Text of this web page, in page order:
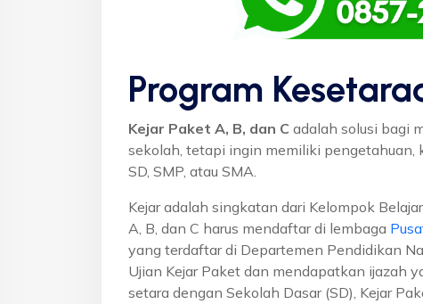
Program
Kejar Paket A, B, dan C adalah solusi bagi
sekolah, tetapi ingin memiliki pengetahuan,
SD, SMP, atau SMA.
Kejar adalah singkatan dari Kelompok
A, B, dan C harus mendaftar di lembaga
yang terdaftar di Departemen Pendidikan
Ujian Kejar Paket dan mendapatkan ijazah
setara dengan Sekolah Dasar (SD), Kejar